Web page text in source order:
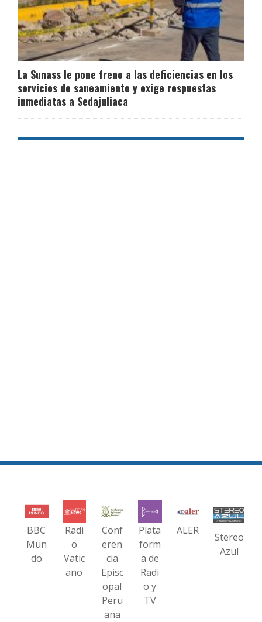
La Sunass le pone freno a las deficiencias en los
servicios de saneamiento y exige respuestas
inmediatas a Sedajuliaca
BBC
Mun
do
Radi
o
Vatic
ano
Conf
eren
cia
Episc
opal
Peru
ana
Plata
form
a de
Radi
o y
TV
ALER
Stereo
Azul